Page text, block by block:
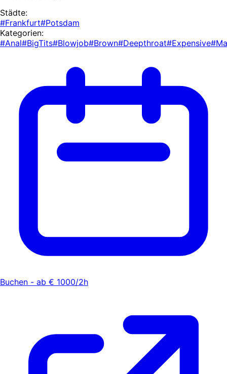
Städte:
#Frankfurt#Potsdam
Kategorien:
#Anal#BigTits#Blowjob#Brown#Deepthroat#Expensive
Buchen - ab € 1000/2h